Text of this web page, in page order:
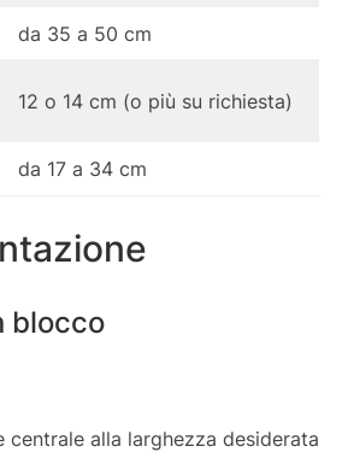
da 35 a 50 cm
12 o 14 cm (o più su richiesta)
da 17 a 34 cm
blocco
centrale alla larghezza desiderata